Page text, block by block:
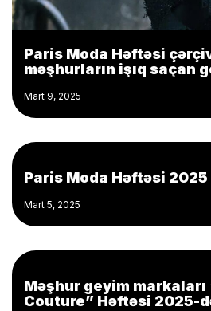
Paris Moda Həftəsi
məşhurların işıq saçan
Mart 9, 2025
Paris Moda Həftəsi
Mart 5, 2025
Məşhur geyim markaları
Couture” Həftəsi 2025-